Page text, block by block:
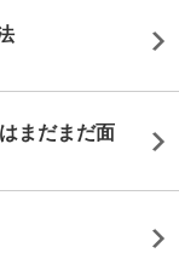
まだまだ面